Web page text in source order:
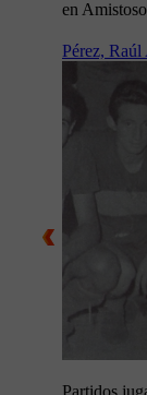
en
Pérez,